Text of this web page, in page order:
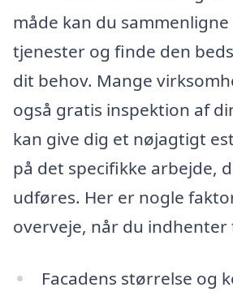
måde kan du
tjenester og finde den
dit behov. Mange
også gratis inspektion af
kan give dig et nøjagtigt
på det specifikke arbejde,
udføres. Her er nogle
overveje, når du indhenter
Facadens størrelse og